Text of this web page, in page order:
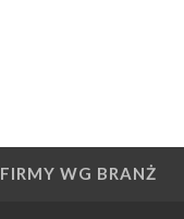
FIRMY WG BRANŻ